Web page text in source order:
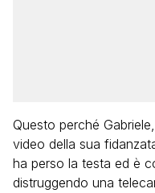
Questo perché
video della sua
ha perso la testa ed è
distruggendo una